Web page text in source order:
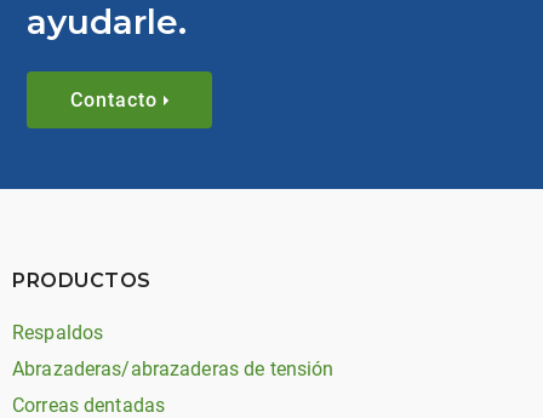
ayudarle.
Contacto
PRODUCTOS
Respaldos
Abrazaderas/abrazaderas de tensión
Correas dentadas